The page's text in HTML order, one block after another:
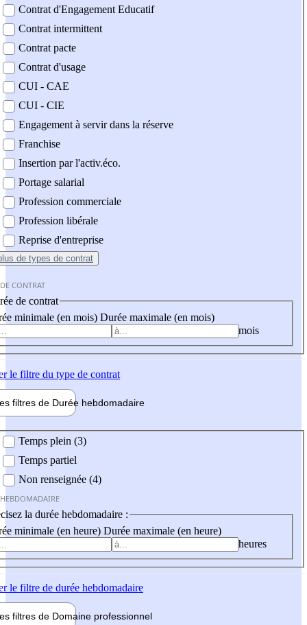
Contrat d'Engagement Educatif
Contrat intermittent
Contrat pacte
Contrat d'usage
CUI - CAE
CUI - CIE
Engagement à servir dans la réserve
Franchise
Insertion par l'activ.éco.
Portage salarial
Profession commerciale
Profession libérale
Reprise d'entreprise
de types de contrat
CONTRAT
de contrat
minimale (en mois) Durée maximale (en mois)
mois
le filtre du type de contrat
filtres de Durée hebdomadaire
Temps plein (3)
Temps partiel
Non renseignée (4)
la durée hebdomadaire :
minimale (en heure) Durée maximale (en heure)
heures
le filtre de durée hebdomadaire
filtres de Domaine professionnel